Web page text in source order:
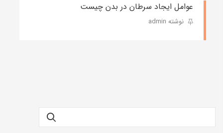
عوامل ایجاد سرطان در بدن چیست
نوشته admin